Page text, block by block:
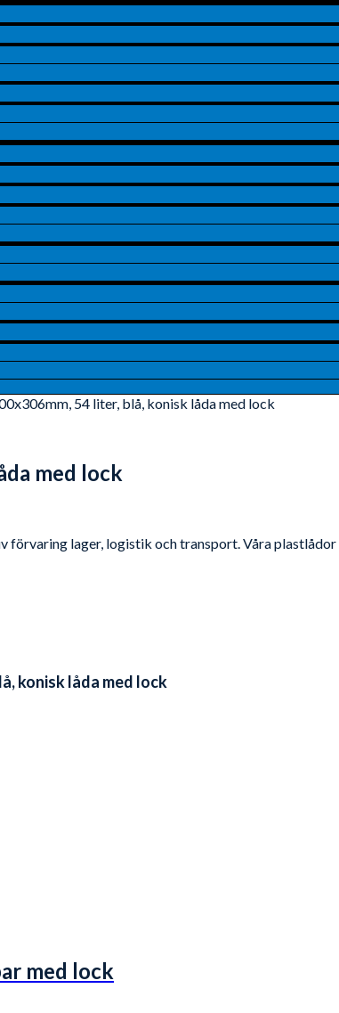
54 liter, blå, konisk låda med lock
med lock
lager, logistik och transport. Våra
konisk låda med lock
med lock